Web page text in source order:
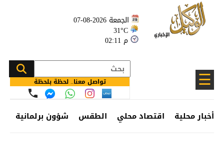
الجمعة 2026-08-07
31°C
02:11 م
☰ تواصل معنا.. لحظة بلحظة
أخبار محلية اقتصاد محلي الطقس شؤون برلمانية